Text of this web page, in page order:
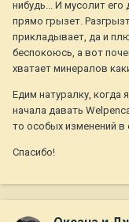
нибудь... И мусолит
прямо грызет.
прикладывает, да и
беспокоюсь, а вот
хватает минералов
Едим натуралку, когда
начала давать
то особых изменений в
Спасибо!